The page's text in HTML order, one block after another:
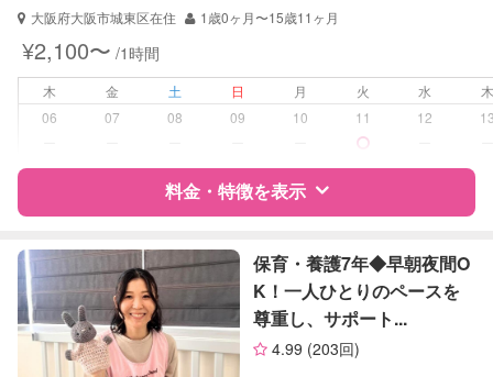
対応可能/特徴
送迎サポート
病児対応 病児、病後児、ともに不可
対応可否は個別に相談
英語レッスン
音楽レッスン
定期予約 可能
お子様の撮影
（定期特典）
対応可能
大阪府大阪市城東区在住
1歳0ヶ月〜15歳11ヶ月
¥2,100〜 /1時間
木 金 土 日 月 火 水
06
07 08 09 10 11 12
料金・特徴を表示
特徴 料金 レビュー
サポートの特徴
保育・養護7年◆早朝夜間O
K！一人ひとりのペースを
尊重し、サポート...
4.99 (203回)